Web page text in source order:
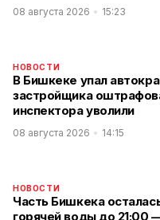
08 августа 2026 15:23
НОВОСТИ
В Бишкеке упал
застройщика
инспектора уволили
08 августа 2026 14:15
НОВОСТИ
Часть Бишкека
горячей воды до 21:00